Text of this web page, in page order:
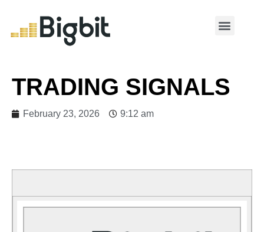
TRADING SIGNALS
February 23, 2026 9:12 am